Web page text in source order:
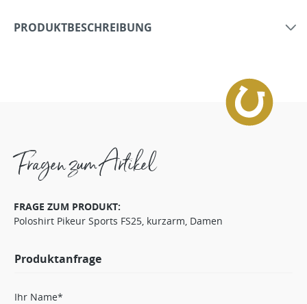
PRODUKTBESCHREIBUNG
Fragen zum Artikel
FRAGE ZUM PRODUKT:
Poloshirt Pikeur Sports FS25, kurzarm, Damen
Produktanfrage
Ihr Name*